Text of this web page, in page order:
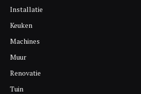
Installatie
Keuken
Machines
Muur
Renovatie
Tuin